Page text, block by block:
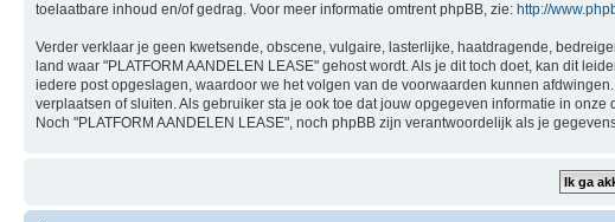
toelaatbare inhoud en/of gedrag. Voor meer informatie omtrent phpBB, zie: http://
Verder verklaar je geen kwetsende, obscene, vulgaire, lasterlijke, haatdragende,
land waar "PLATFORM AANDELEN LEASE" gehost wordt. Als je dit toch doet, kan dit
iedere post opgeslagen, waardoor we het volgen van de voorwaarden kunnen
verplaatsen of sluiten. Als gebruiker sta je ook toe dat jouw opgegeven informatie in
Noch "PLATFORM AANDELEN LEASE", noch phpBB zijn verantwoordelijk als je